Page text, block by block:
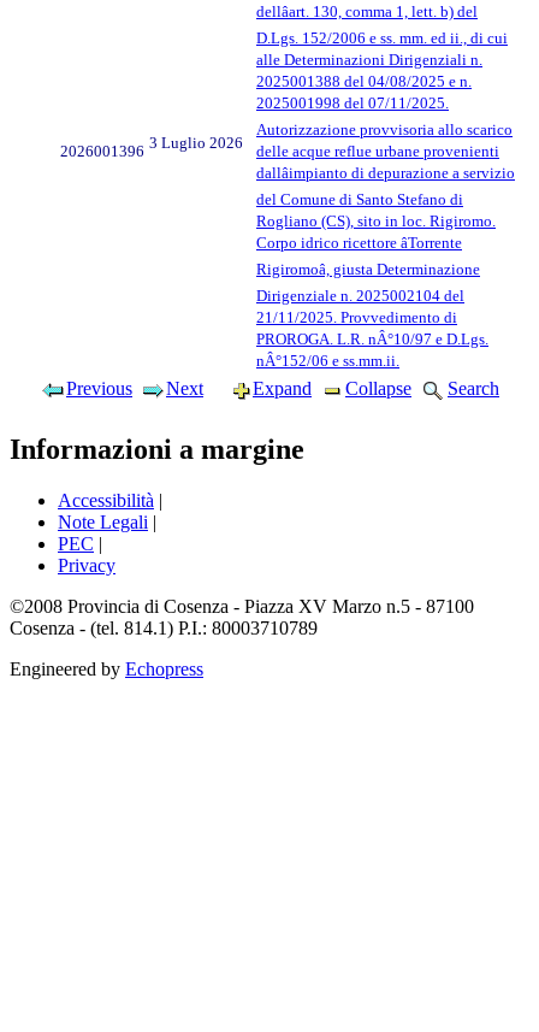
dellâart. 130, comma 1, lett. b) del
D.Lgs. 152/2006 e ss. mm. ed ii., di cui
alle Determinazioni Dirigenziali n.
2025001388 del 04/08/2025 e n.
2025001998 del 07/11/2025.
2026001396 3 Luglio 2026
Autorizzazione provvisoria allo scarico
delle acque reflue urbane provenienti
dallâimpianto di depurazione a servizio
del Comune di Santo Stefano di
Rogliano (CS), sito in loc. Rigiromo.
Corpo idrico ricettore âTorrente
Rigiromoâ, giusta Determinazione
Dirigenziale n. 2025002104 del
21/11/2025. Provvedimento di
PROROGA. L.R. nÂ°10/97 e D.Lgs.
nÂ°152/06 e ss.mm.ii.
Previous Next Expand Collapse Search
Informazioni a margine
Accessibilità |
Note Legali |
PEC |
Privacy
©2008 Provincia di Cosenza - Piazza XV Marzo n.5 - 87100
Cosenza - (tel. 814.1) P.I.: 80003710789
Engineered by Echopress